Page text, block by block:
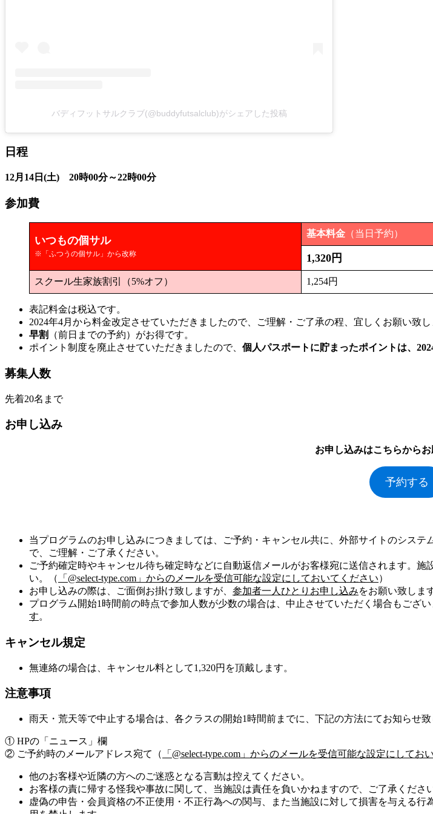
バディフットサルクラブ(@buddyfutsalclub)がシェアした投稿
日程
12月14日(土) 20時00分～22時00分
参加費
いつもの個サル
※「ふつうの個サル」から改称
基本料金 （当日予約）
1,320円
スクール生家族割引（5%オフ） 1,254円
表記料金は税込です。
2024年4月から料金改定させていただきましたので、ご理解・ご了承の程、宜しくお願い致し
早割
（前日までの予約）がお得です。
ポイント制度を廃止させていただきましたので、 個人パスポートに貯まったポイントは、
募集人数
先着20名まで
お申し込み
お申し込みはこちらからお
予約する
当プログラムのお申し込みにつきましては、ご予約・キャンセル共に、外部サイトのシステ
で、ご理解・ご了承ください。
ご予約確定時やキャンセル待ち確定時などに自動返信メールがお客様宛に送信されます。
い。（
「@select-type.com」からのメールを受信可能な設定にしておいてください）
お申し込みの際は、ご面倒お掛け致しますが、 参加者一人ひとりお申し込みをお願い致しま
プログラム開始1時間前の時点で参加人数が少数の場合は、中止させていただく場合もござい
す。
キャンセル規定
無連絡の場合は、キャンセル料として1,320円を頂戴します。
注意事項
雨天・荒天等で中止する場合は、各クラスの開始1時間前までに、下記の方法にてお知らせ致
① HPの「ニュース」欄
② ご予約時のメールアドレス宛て（
「@select-type.com」からのメールを受信可能な設定にしてお
他のお客様や近隣の方へのご迷惑となる言動は控えてください。
お客様の責に帰する怪我や事故に関して、当施設は責任を負いかねますので、ご了承ください
虚偽の申告・会員資格の不正使用・不正行為への関与、また当施設に対して損害を与える